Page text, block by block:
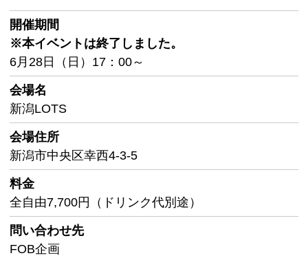
開催期間
※本イベントは終了しました。
6月28日（日）17：00～
会場名
新潟LOTS
会場住所
新潟市中央区幸西4-3-5
料金
全自由7,700円（ドリンク代別途）
問い合わせ先
FOB企画